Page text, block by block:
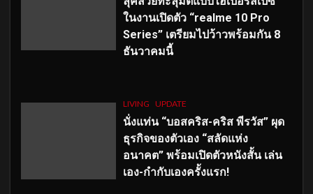
ในงานเปิดตัว “realme 10 Pro
Series” เตรียมไปว้าวพร้อมกัน 8
ธันวาคมนี้
LIVING UPDATE
นั่งแท่น “บอสคริส-คริส พีรวัส” ผุด
ธุรกิจของตัวเอง “สลัดแห่ง
อนาคต” พร้อมเปิดตัวหนังสั้น เล่น
เอง-กำกับเองครั้งแรก!